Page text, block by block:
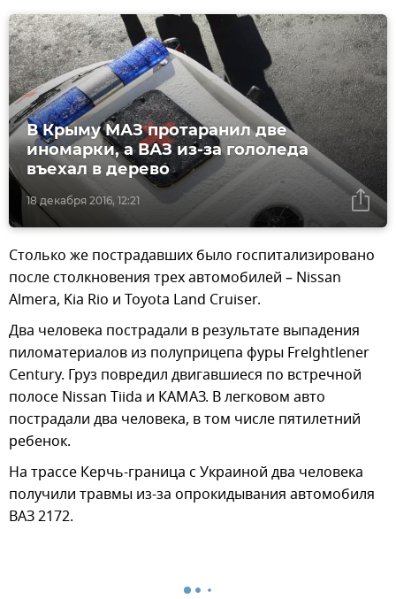
18 декабря 2016, 12:21
В Крыму МАЗ протаранил две
иномарки, а ВАЗ из-за гололеда
въехал в дерево
Столько же пострадавших было госпитализировано
после столкновения трех автомобилей – Nissan
Almera, Kia Rio и Toyota Land Cruiser.
Два человека пострадали в результате выпадения
пиломатериалов из полуприцепа фуры Frelghtlener
Century. Груз повредил двигавшиеся по встречной
полосе Nissan Tiida и КАМАЗ. В легковом авто
пострадали два человека, в том числе пятилетний
ребенок.
На трассе Керчь-граница с Украиной два человека
получили травмы из-за опрокидывания автомобиля
ВАЗ 2172.